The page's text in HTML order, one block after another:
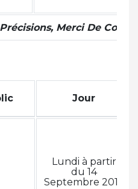
Merci De
Jour
Lundi à partir
du 14
Septembre 2015